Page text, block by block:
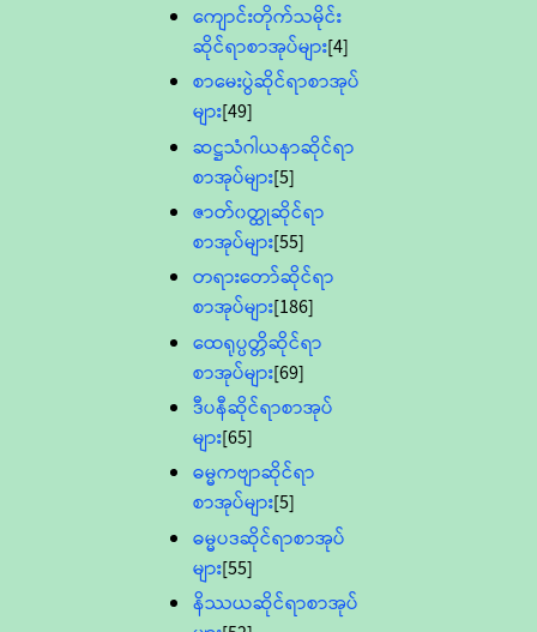
ကျောင်းတိုက်သမိုင်း
ဆိုင်ရာစာအုပ်များ[4]
စာမေးပွဲဆိုင်ရာစာအုပ်
များ[49]
ဆဋ္ဌသံဂါယနာဆိုင်ရာ
စာအုပ်များ[5]
ဇာတ်၀တ္ထုဆိုင်ရာ
စာအုပ်များ[55]
တရားတော်ဆိုင်ရာ
စာအုပ်များ[186]
ထေရုပ္ပတ္တိဆိုင်ရာ
စာအုပ်များ[69]
ဒီပနီဆိုင်ရာစာအုပ်
များ[65]
ဓမ္မကဗျာဆိုင်ရာ
စာအုပ်များ[5]
ဓမ္မပဒဆိုင်ရာစာအုပ်
များ[55]
နိဿယဆိုင်ရာစာအုပ်